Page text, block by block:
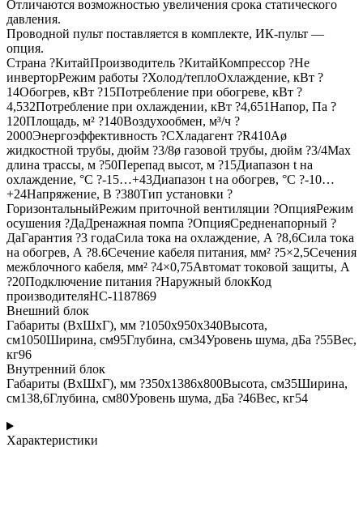
Отличаются возможностью увеличения срока статического
давления.
Проводной пульт поставляется в комплекте, ИК-пульт —
опция.
Страна ?КитайПроизводитель ?КитайКомпрессор ?Не
инверторРежим работы ?Холод/теплоОхлаждение, кВт ?
14Обогрев, кВт ?15Потребление при обогреве, кВт ?
4,532Потребление при охлаждении, кВт ?4,651Напор, Па ?
120Площадь, м² ?140Воздухообмен, м³/ч ?
2000Энергоэффективность ?CХладагент ?R410Aø
жидкостной трубы, дюйм ?3/8ø газовой трубы, дюйм ?3/4Max
длина трассы, м ?50Перепад высот, м ?15Диапазон t на
охлаждение, °С ?-15…+43Диапазон t на обогрев, °С ?-10…
+24Напряжение, В ?380Тип установки ?
ГоризонтальныйРежим приточной вентиляции ?ОпцияРежим
осушения ?ДаДренажная помпа ?ОпцияСредненапорный ?
ДаГарантия ?3 годаСила тока на охлаждение, А ?8,6Сила тока
на обогрев, А ?8.6Сечение кабеля питания, мм² ?5×2,5Сечения
межблочного кабеля, мм² ?4×0,75Автомат токовой защиты, A
?20Подключение питания ?Наружный блокКод
производителяНС-1187869
Внешний блок
Габариты (ВхШхГ), мм ?1050x950x340Высота,
см1050Ширина, см95Глубина, см34Уровень шума, дБа ?55Вес,
кг96
Внутренний блок
Габариты (ВхШхГ), мм ?350x1386x800Высота, см35Ширина,
см138,6Глубина, см80Уровень шума, дБа ?46Вес, кг54
Характеристики